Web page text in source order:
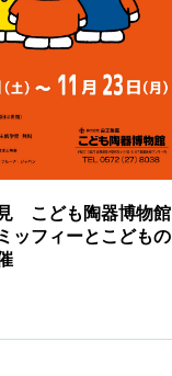
こども陶器博物館
ッフィーとこどもの